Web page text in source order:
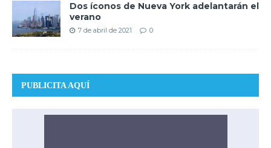
Dos íconos de Nueva York adelantarán el
verano
7 de abril de 2021 0
PUBLICITA AQUÍ